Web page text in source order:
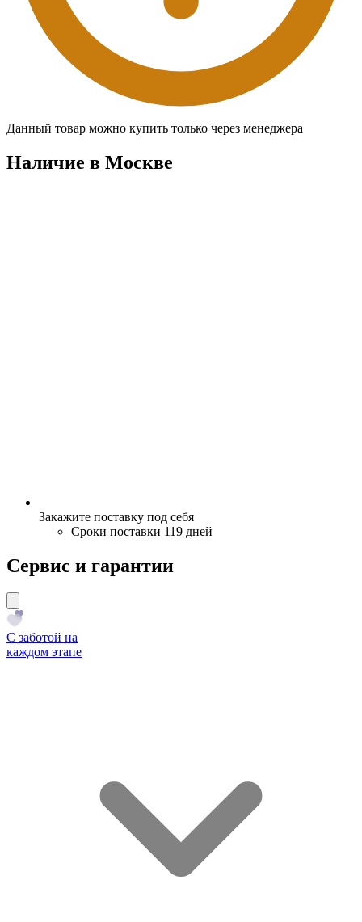
Данный товар можно купить только через менеджера
Наличие в Москвe
Закажите поставку под себя
Сроки поставки 119 дней
Сервис и гарантии
С заботой на
каждом этапе